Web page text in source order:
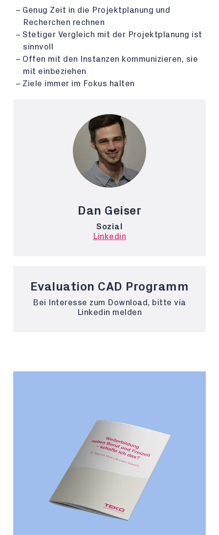
Genug Zeit in die Projektplanung und
Recherchen rechnen
Stetiger Vergleich mit der Projektplanung ist
sinnvoll
Offen mit den Instanzen kommunizieren, sie
mit einbeziehen
Ziele immer im Fokus halten
Dan Geiser
Sozial
Linkedin
Evaluation CAD Programm
Bei Interesse zum Download, bitte via
Linkedin melden